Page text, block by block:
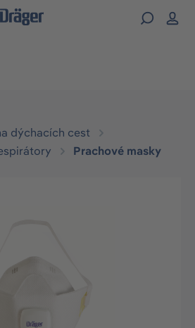
dýchacích cest
Prachové masky